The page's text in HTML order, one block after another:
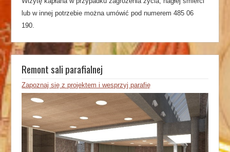
lub w innej potrzebie można umówić pod numerem 485 06
190.
Remont sali parafialnej
Zapoznaj się z projektem i wesprzyj parafię